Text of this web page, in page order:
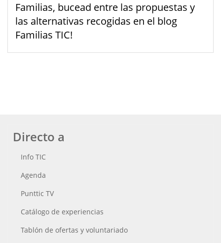
Familias, bucead entre las propuestas y
las alternativas recogidas en el blog
Familias TIC!
Directo a
Info TIC
Agenda
Punttic TV
Catálogo de experiencias
Tablón de ofertas y voluntariado